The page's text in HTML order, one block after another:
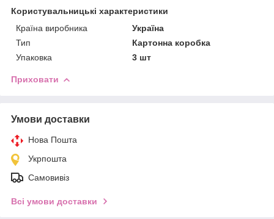
Користувальницькі характеристики
Країна виробника
Україна
Тип
Картонна коробка
Упаковка
3 шт
Приховати
Умови доставки
Нова Пошта
Укрпошта
Самовивіз
Всі умови доставки